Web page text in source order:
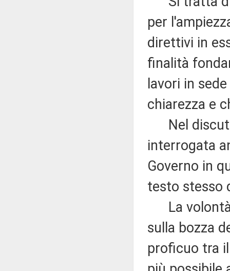
per
direttivi in
finalità
lavori in
chiarezza e
Nel
interrogata
Governo in
testo stesso
La volontà
sulla bozza
proficuo tra